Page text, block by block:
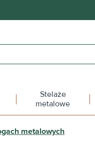
Stelaże
metalowe
metalowych